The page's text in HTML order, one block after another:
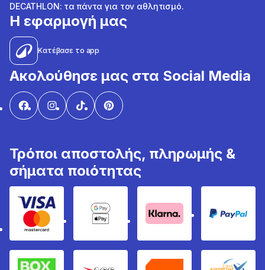
DECATHLON: τα πάντα για τον αθλητισμό.
Η εφαρμογή μας
Κατέβασε το app
Ακολούθησε μας στα Social Media
Τρόποι αποστολής, πληρωμής &
σήματα ποιότητας
Visa & MastercardGoogle Pay & Apple Pay
Klarna PayPal